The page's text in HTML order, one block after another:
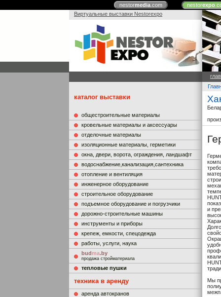
nestormedia.com nestorexpo
Виртуальные выставки Nestorexpo
каталог выставки
общестроительные материалы
кровельные материалы и аксессуары
отделочные материалы
изоляционные материалы, герметики
окна, двери, ворота, ограждения, ландшафт
водоснабжение,канализация,сантехника
отопление и вентиляция
инженерное оборудование
строительное оборудование
подъемное оборудование и погрузчики
дорожно-строительные машины
инструменты и приборы
крепеж, емкости, спецодежда
работы, услуги, наука
budma.by
продажа стройматериала
тепловые пушки
техника в аренду
аренда автокранов
и
Мы